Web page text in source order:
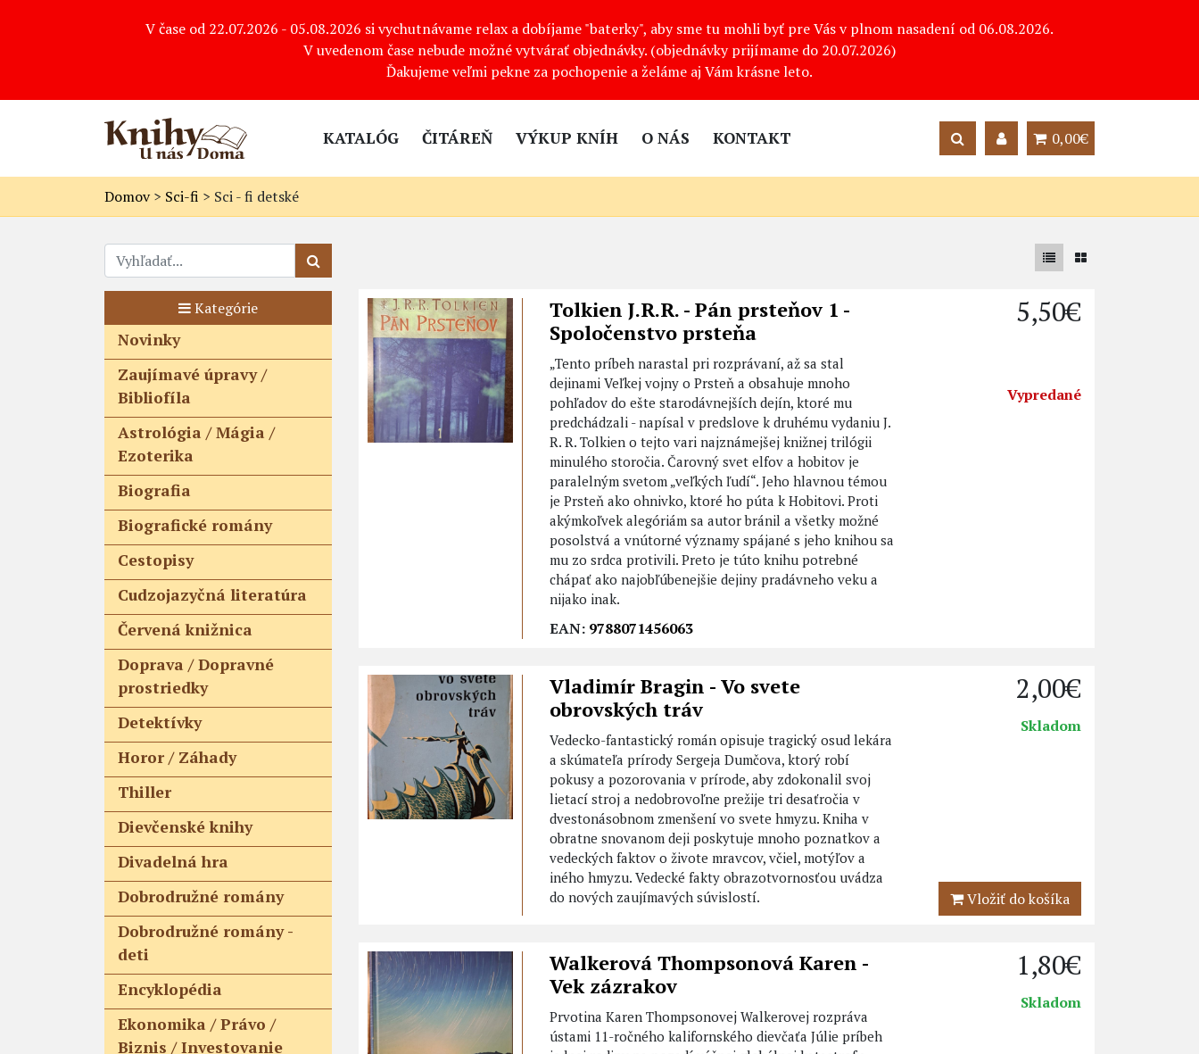
V čase od 22.07.2026 - 05.08.2026 si vychutnávame relax a dobíjame "baterky", aby sme tu mohli byť pre Vás v plnom nasadení od 06.08.2026.
V uvedenom čase nebude možné vytvárať objednávky. (objednávky prijímame do 20.07.2026)
Ďakujeme veľmi pekne za pochopenie a želáme aj Vám krásne leto.
KATALÓG ČITÁREŇ VÝKUP KNÍH O NÁS KONTAKT 0,00€
Domov> Sci-fi > Sci - fi detské
Kategórie
Novinky
Zaujímavé úpravy /
Bibliofíla
Astrológia / Mágia /
Ezoterika
Biografia
Biografické romány
Cestopisy
Cudzojazyčná literatúra
Červená knižnica
Doprava / Dopravné
prostriedky
Detektívky
Horor / Záhady
Thiller
Dievčenské knihy
Divadelná hra
Dobrodružné romány
Dobrodružné romány -
deti
Encyklopédia
Ekonomika / Právo /
Biznis / Investovanie
Tolkien J.R.R. - Pán prsteňov 1 -
Spoločenstvo prsteňa
„Tento príbeh narastal pri rozprávaní, až sa stal
dejinami Veľkej vojny o Prsteň a obsahuje mnoho
pohľadov do ešte starodávnejších dejín, ktoré mu
predchádzali - napísal v predslove k druhému vydaniu J.
R. R. Tolkien o tejto vari najznámejšej knižnej trilógii
minulého storočia. Čarovný svet elfov a hobitov je
paralelným svetom „veľkých ľudí“. Jeho hlavnou témou
je Prsteň ako ohnivko, ktoré ho púta k Hobitovi. Proti
akýmkoľvek alegóriám sa autor bránil a všetky možné
posolstvá a vnútorné významy spájané s jeho knihou sa
mu zo srdca protivili. Preto je túto knihu potrebné
chápať ako najobľúbenejšie dejiny pradávneho veku a
nijako inak.
EAN: 9788071456063
5,50€
Vypredané
Vladimír Bragin - Vo svete
obrovských tráv
Vedecko-fantastický román opisuje tragický osud lekára
a skúmateľa prírody Sergeja Dumčova, ktorý robí
pokusy a pozorovania v prírode, aby zdokonalil svoj
lietací stroj a nedobrovoľne prežije tri desaťročia v
dvestonásobnom zmenšení vo svete hmyzu. Kniha v
obratne snovanom deji poskytuje mnoho poznatkov a
vedeckých faktov o živote mravcov, včiel, motýľov a
iného hmyzu. Vedecké fakty obrazotvornosťou uvádza
do nových zaujímavých súvislostí.
2,00€
Skladom
Vložiť do košíka
Walkerová Thompsonová Karen -
Vek zázrakov
Prvotina Karen Thompsonovej Walkerovej rozpráva
ústami 11-ročného kalifornského dievčaťa Júlie príbeh
1,80€
Skladom